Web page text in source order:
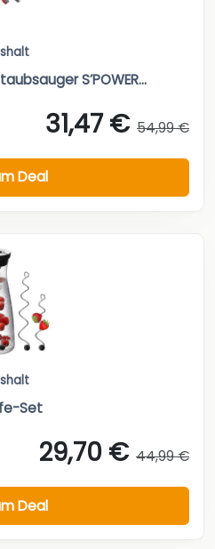
S’POWER...
31,47 € 54,99 €
Deal
Set
29,70 € 44,99 €
Deal